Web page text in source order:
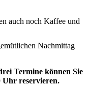
auch noch Kaffee und
Nachmittag
Termine können Sie
Uhr reservieren.